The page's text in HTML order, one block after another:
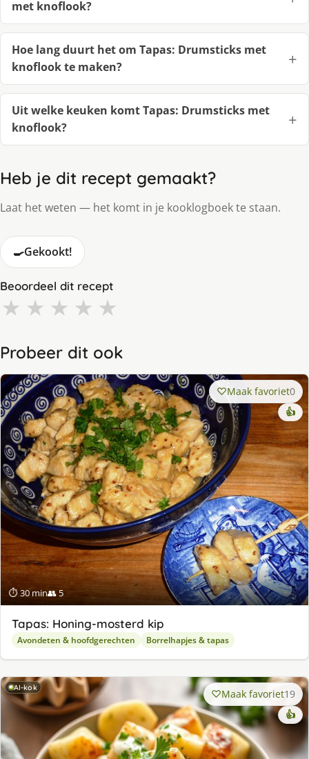
met knoflook?
Hoe lang duurt het om Tapas: Drumsticks met
knoflook te maken?
Uit welke keuken komt Tapas: Drumsticks met
knoflook?
Heb je dit recept gemaakt?
Laat het weten — het komt in je kooklogboek te staan.
🍳Gekookt!
Beoordeel dit recept
★ ★ ★ ★ ★
Probeer dit ook
⏱ 30 min👥 5
Maak favoriet0
👍
Tapas: Honing-mosterd kip
Avondeten & hoofdgerechten Borrelhapjes & tapas
AI-kok Maak favoriet19
👍